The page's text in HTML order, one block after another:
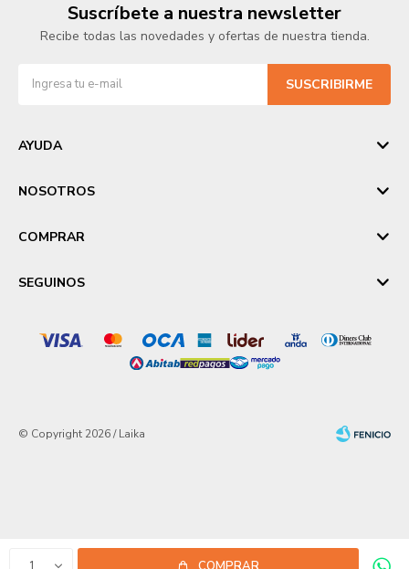
Suscríbete a nuestra newsletter
Recibe todas las novedades y ofertas de nuestra tienda.
SUSCRIBIRME
AYUDA
NOSOTROS
COMPRAR
SEGUINOS
© Copyright 2026 / Laika